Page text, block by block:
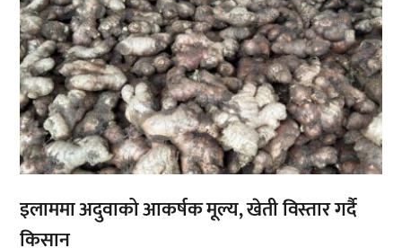
इलाममा अदुवाको आकर्षक मूल्य, खेती विस्तार गर्दै
किसान